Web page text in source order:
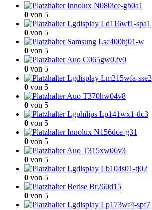
Innolux N080ice-gb0a1
0 von 5
Lgdisplay Ld116wf1-spa1
0 von 5
Samsung Lsc400hj01-w
0 von 5
Auo C065gw02v0
0 von 5
Lgdisplay Lm215wfa-sse2
0 von 5
Auo T370hw04v8
0 von 5
Lgphilips Lp141wx1-tlc3
0 von 5
Innolux N156dce-g31
0 von 5
Auo T315xw06v3
0 von 5
Lgdisplay Lb104s01-tj02
0 von 5
Berise Br260d15
0 von 5
Lgdisplay Lp173wf4-spf7